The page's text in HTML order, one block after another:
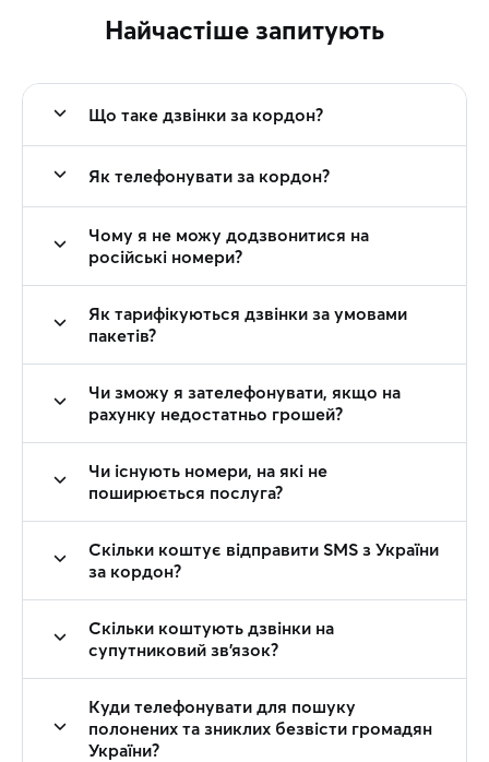
Найчастіше запитують
Що таке дзвінки за кордон?
Як телефонувати за кордон?
Чому я не можу додзвонитися на
російські номери?
Як тарифікуються дзвінки за умовами
пакетів?
Чи зможу я зателефонувати, якщо на
рахунку недостатньо грошей?
Чи існують номери, на які не
поширюється послуга?
Скільки коштує відправити SMS з України
за кордон?
Скільки коштують дзвінки на
супутниковий зв'язок?
Куди телефонувати для пошуку
полонених та зниклих безвісти громадян
України?